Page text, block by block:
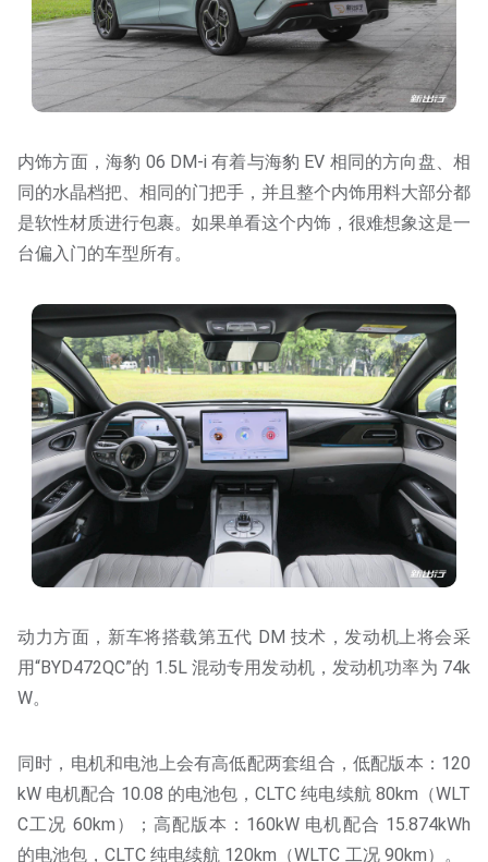
内饰方面，海豹 06 DM-i 有着与海豹 EV 相同的方向盘、相
同的水晶档把、相同的门把手，并且整个内饰用料大部分都
是软性材质进行包裹。如果单看这个内饰，很难想象这是一
台偏入门的车型所有。
动力方面，新车将搭载第五代 DM 技术，发动机上将会采
用“BYD472QC”的 1.5L 混动专用发动机，发动机功率为 74k
W。
同时，电机和电池上会有高低配两套组合，低配版本：120
kW 电机配合 10.08 的电池包，CLTC 纯电续航 80km（WLT
C工况 60km）；高配版本：160kW 电机配合 15.874kWh
的电池包，CLTC 纯电续航 120km（WLTC 工况 90km）。